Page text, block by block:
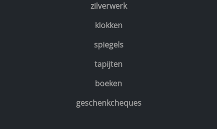
zilverwerk
klokken
spiegels
tapijten
boeken
geschenkcheques